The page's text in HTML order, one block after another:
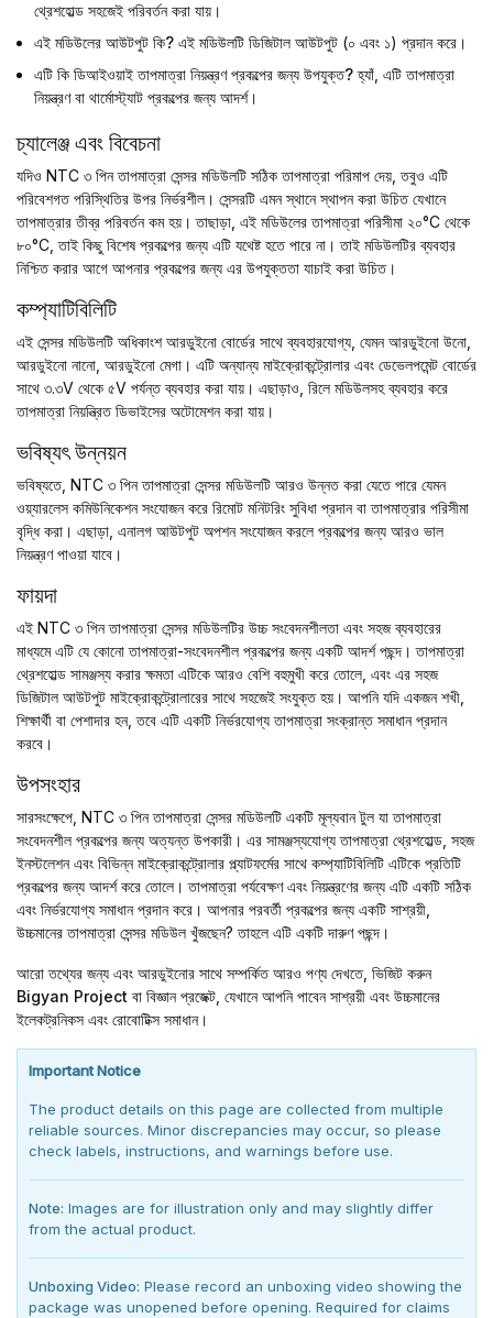
থ্রেশহোল্ড সহজেই পরিবর্তন করা যায়।
এই মডিউলের আউটপুট কি? এই মডিউলটি ডিজিটাল আউটপুট (০ এবং ১) প্রদান করে।
এটি কি ডিআইওয়াই তাপমাত্রা নিয়ন্ত্রণ প্রকল্পের জন্য উপযুক্ত?হ্যাঁ, এটি তাপমাত্রা
নিয়ন্ত্রণ বা থার্মোস্ট্যাট প্রকল্পের জন্য আদর্শ।
চ্যালেঞ্জ এবং বিবেচনা
যদিও NTC ৩ পিন তাপমাত্রা সেন্সর মডিউলটি সঠিক তাপমাত্রা পরিমাপ দেয়, তবুও এটি
পরিবেশগত পরিস্থিতির উপর নির্ভরশীল। সেন্সরটি এমন স্থানে স্থাপন করা উচিত যেখানে
তাপমাত্রার তীব্র পরিবর্তন কম হয়। তাছাড়া, এই মডিউলের তাপমাত্রা পরিসীমা ২০°C থেকে
৮০°C, তাই কিছু বিশেষ প্রকল্পের জন্য এটি যথেষ্ট হতে পারে না। তাই মডিউলটির ব্যবহার
নিশ্চিত করার আগে আপনার প্রকল্পের জন্য এর উপযুক্ততা যাচাই করা উচিত।
কম্প্যাটিবিলিটি
এই সেন্সর মডিউলটি অধিকাংশ আরডুইনো বোর্ডের সাথে ব্যবহারযোগ্য, যেমন আরডুইনো উনো,
আরডুইনো নানো, আরডুইনো মেগা। এটি অন্যান্য মাইক্রোকন্ট্রোলার এবং ডেভেলপমেন্ট বোর্ডের
সাথে ৩.৩V থেকে ৫V পর্যন্ত ব্যবহার করা যায়। এছাড়াও, রিলে মডিউলসহ ব্যবহার করে
তাপমাত্রা নিয়ন্ত্রিত ডিভাইসের অটোমেশন করা যায়।
ভবিষ্যৎ উন্নয়ন
ভবিষ্যতে, NTC ৩ পিন তাপমাত্রা সেন্সর মডিউলটি আরও উন্নত করা যেতে পারে যেমন
ওয়্যারলেস কমিউনিকেশন সংযোজন করে রিমোট মনিটরিং সুবিধা প্রদান বা তাপমাত্রার পরিসীমা
বৃদ্ধি করা। এছাড়া, এনালগ আউটপুট অপশন সংযোজন করলে প্রকল্পের জন্য আরও ভাল
নিয়ন্ত্রণ পাওয়া যাবে।
ফায়দা
এই NTC ৩ পিন তাপমাত্রা সেন্সর মডিউলটির উচ্চ সংবেদনশীলতা এবং সহজ ব্যবহারের
মাধ্যমে এটি যে কোনো তাপমাত্রা-সংবেদনশীল প্রকল্পের জন্য একটি আদর্শ পছন্দ। তাপমাত্রা
থ্রেশহোল্ড সামঞ্জস্য করার ক্ষমতা এটিকে আরও বেশি বহুমুখী করে তোলে, এবং এর সহজ
ডিজিটাল আউটপুট মাইক্রোকন্ট্রোলারের সাথে সহজেই সংযুক্ত হয়। আপনি যদি একজন শখী,
শিক্ষার্থী বা পেশাদার হন, তবে এটি একটি নির্ভরযোগ্য তাপমাত্রা সংক্রান্ত সমাধান প্রদান
করবে।
উপসংহার
সারসংক্ষেপে, NTC ৩ পিন তাপমাত্রা সেন্সর মডিউলটি একটি মূল্যবান টুল যা তাপমাত্রা
সংবেদনশীল প্রকল্পের জন্য অত্যন্ত উপকারী। এর সামঞ্জস্যযোগ্য তাপমাত্রা থ্রেশহোল্ড, সহজ
ইনস্টলেশন এবং বিভিন্ন মাইক্রোকন্ট্রোলার প্ল্যাটফর্মের সাথে কম্প্যাটিবিলিটি এটিকে প্রতিটি
প্রকল্পের জন্য আদর্শ করে তোলে। তাপমাত্রা পর্যবেক্ষণ এবং নিয়ন্ত্রণের জন্য এটি একটি সঠিক
এবং নির্ভরযোগ্য সমাধান প্রদান করে। আপনার পরবর্তী প্রকল্পের জন্য একটি সাশ্রয়ী,
উচ্চমানের তাপমাত্রা সেন্সর মডিউল খুঁজছেন? তাহলে এটি একটি দারুণ পছন্দ।
আরো তথ্যের জন্য এবং আরডুইনোর সাথে সম্পর্কিত আরও পণ্য দেখতে, ভিজিট করুন
Bigyan Project বা বিজ্ঞান প্রজেক্ট , যেখানে আপনি পাবেন সাশ্রয়ী এবং উচ্চমানের
ইলেকট্রনিকস এবং রোবোটিক্স সমাধান।
Important Notice
The product details on this page are collected from multiple
reliable sources. Minor discrepancies may occur, so please
check labels, instructions, and warnings before use.
Note: Images are for illustration only and may slightly differ
from the actual product.
Unboxing Video: Please record an unboxing video showing the
package was unopened before opening. Required for claims